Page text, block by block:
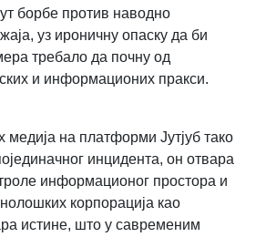
борбе против наводно
уз ироничну опаску да би
требало да почну од
и информационих пракси.
медија на платформи Јутјуб тако
инцидента, он отвара
информационог простора и
корпорација као
истине, што у савременим